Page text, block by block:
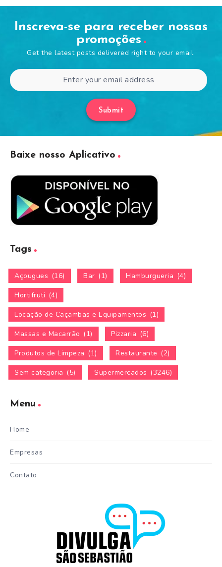
Inscreva-se para receber nossas
promoções
Get the latest posts delivered right to your email.
Submit
Baixe nosso Aplicativo
Tags
Açougues (16) Bar (1) Hamburgueria (4)
Hortifruti (4)
Locação de Caçambas e Equipamentos (1)
Massas e Macarrão (1) Pizzaria (6)
Produtos de Limpeza (1) Restaurante (2)
Sem categoria (5) Supermercados (3246)
Menu
Home
Empresas
Contato